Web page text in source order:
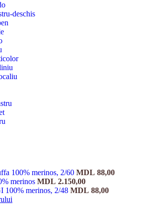
deschis
100% merinos, 2/60 MDL 88,00
merinos MDL 2.150,00
100% merinos, 2/48 MDL 88,00